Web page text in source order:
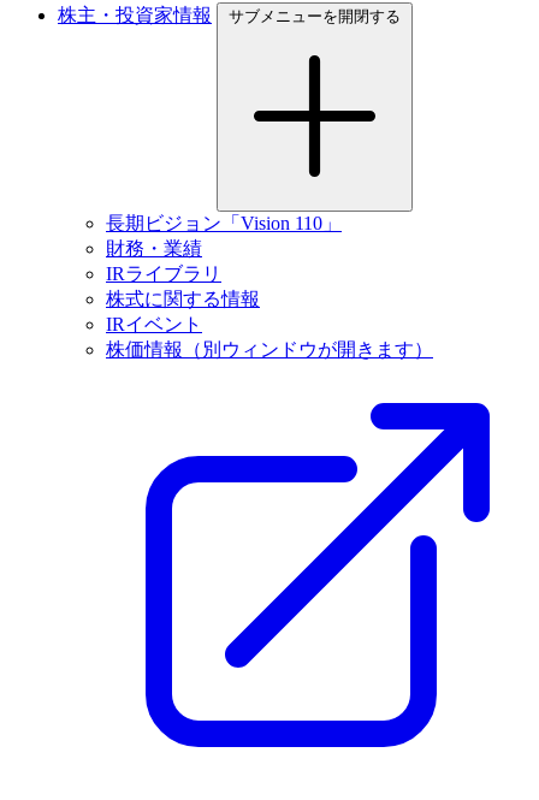
株主・投資家情報 サブメニューを開閉する
長期ビジョン「Vision 110」
財務・業績
IRライブラリ
株式に関する情報
IRイベント
株価情報
（別ウィンドウが開きます）